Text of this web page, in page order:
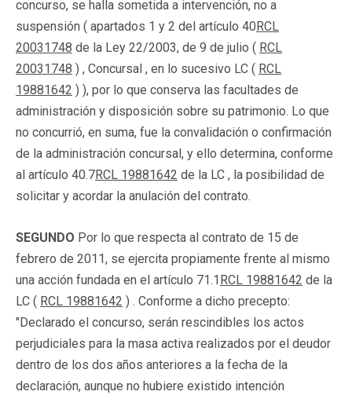
concurso, se halla sometida a intervención, no a
suspensión ( apartados 1 y 2 del artículo 40RCL
20031748 de la Ley 22/2003, de 9 de julio ( RCL
20031748 ) , Concursal , en lo sucesivo LC ( RCL
19881642 ) ), por lo que conserva las facultades de
administración y disposición sobre su patrimonio. Lo que
no concurrió, en suma, fue la convalidación o confirmación
de la administración concursal, y ello determina, conforme
al artículo 40.7RCL 19881642 de la LC , la posibilidad de
solicitar y acordar la anulación del contrato.
SEGUNDO Por lo que respecta al contrato de 15 de
febrero de 2011, se ejercita propiamente frente al mismo
una acción fundada en el artículo 71.1RCL 19881642 de la
LC ( RCL 19881642 ) . Conforme a dicho precepto:
"Declarado el concurso, serán rescindibles los actos
perjudiciales para la masa activa realizados por el deudor
dentro de los dos años anteriores a la fecha de la
declaración, aunque no hubiere existido intención